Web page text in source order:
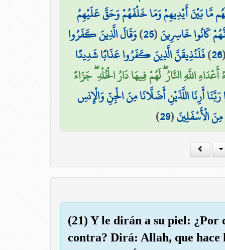
مَّا بَيْنَ أَيْدِيهِمْ وَمَا خَلْفَهُمْ وَحَقَّ عَلَيْهِمُ
كَانُوا خَاسِرِينَ(
25
)وَقَالَ الَّذِينَ كَفَرُوا
26
)فَلَنُذِيقَنَّ الَّذِينَ كَفَرُوا عَذَابًا شَدِيدًا
اللَّهِ النَّارُ ۖ لَهُمْ فِيهَا دَارُ الْخُلْدِ ۖ جَزَاءً
أَرِنَا اللَّذَيْنِ أَضَلَّانَا مِنَ الْجِنِّ وَالْإِنسِ
الْأَسْفَلِينَ(
29
)
(21) Y le dirán a su piel: ¿Por
contra? Dirá: Allah, que hace